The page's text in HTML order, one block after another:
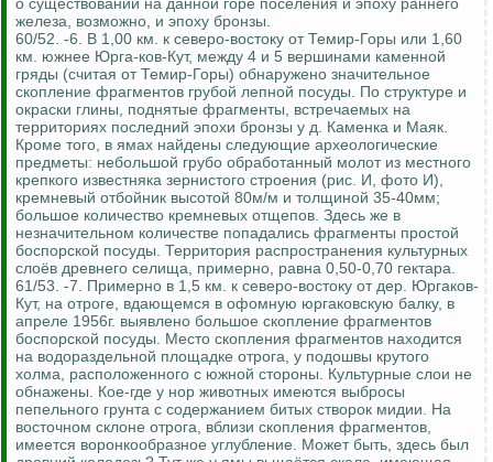
о существовании на данной горе поселения и эпоху раннего
железа, возможно, и эпоху бронзы.
60/52. -6. В 1,00 км. к северо-востоку от Темир-Горы или 1,60
км. южнее Юрга-ков-Кут, между 4 и 5 вершинами каменной
гряды (считая от Темир-Горы) обнаружено значительное
скопление фрагментов грубой лепной посуды. По структуре и
окраски глины, поднятые фрагменты, встречаемых на
территориях последний эпохи бронзы у д. Каменка и Маяк.
Кроме того, в ямах найдены следующие археологические
предметы: небольшой грубо обработанный молот из местного
крепкого известняка зернистого строения (рис. И, фото И),
кремневый отбойник высотой 80м/м и толщиной 35-40мм;
большое количество кремневых отщепов. Здесь же в
незначительном количестве попадались фрагменты простой
боспорской посуды. Территория распространения культурных
слоёв древнего селища, примерно, равна 0,50-0,70 гектара.
61/53. -7. Примерно в 1,5 км. к северо-востоку от дер. Юргаков-
Кут, на отроге, вдающемся в офомную юргаковскую балку, в
апреле 1956г. выявлено большое скопление фрагментов
боспорской посуды. Место скопления фрагментов находится
на водораздельной площадке отрога, у подошвы крутого
холма, расположенного с южной стороны. Культурные слои не
обнажены. Кое-где у нор животных имеются выбросы
пепельного грунта с содержанием битых створок мидии. На
восточном склоне отрога, вблизи скопления фрагментов,
имеется воронкообразное углубление. Может быть, здесь был